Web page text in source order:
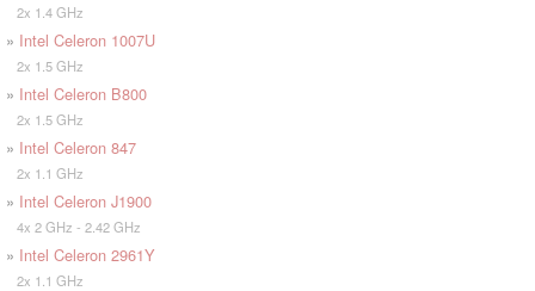
2x 1.4 GHz
» Intel Celeron 1007U
2x 1.5 GHz
» Intel Celeron B800
2x 1.5 GHz
» Intel Celeron 847
2x 1.1 GHz
» Intel Celeron J1900
4x 2 GHz - 2.42 GHz
» Intel Celeron 2961Y
2x 1.1 GHz